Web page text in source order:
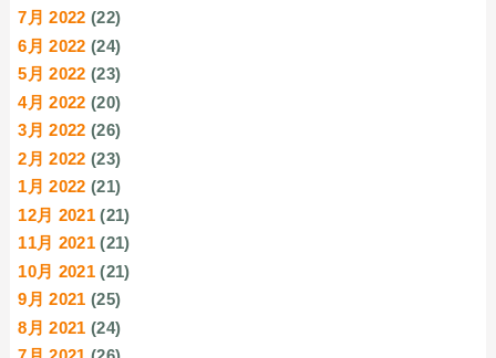
7月 2022 (22)
6月 2022 (24)
5月 2022 (23)
4月 2022 (20)
3月 2022 (26)
2月 2022 (23)
1月 2022 (21)
12月 2021 (21)
11月 2021 (21)
10月 2021 (21)
9月 2021 (25)
8月 2021 (24)